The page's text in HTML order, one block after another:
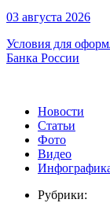
03 августа 2026
Условия для
Банка России
Новости
Статьи
Фото
Видео
Рубрики: